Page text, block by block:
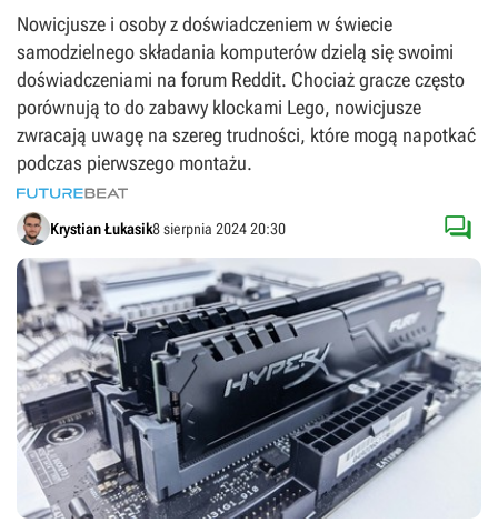
Nowicjusze i osoby z doświadczeniem w świecie
samodzielnego składania komputerów dzielą się swoimi
doświadczeniami na forum Reddit. Chociaż gracze często
porównują to do zabawy klockami Lego, nowicjusze
zwracają uwagę na szereg trudności, które mogą napotkać
podczas pierwszego montażu.
Krystian Łukasik8 sierpnia 2024 20:30 